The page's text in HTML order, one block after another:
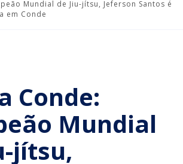
Mundial de Jiu-jítsu, Jeferson Santos é
em Conde
Conde:
Mundial
jítsu,